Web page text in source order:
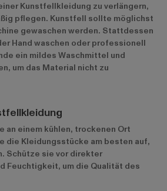
Kunstfellkleidung zu verlängern,
pflegen. Kunstfell sollte möglichst
gewaschen werden. Stattdessen
Hand waschen oder professionell
ein mildes Waschmittel und
um das Material nicht zu
einem kühlen, trockenen Ort
die Kleidungsstücke am besten auf,
Schütze sie vor direkter
Feuchtigkeit, um die Qualität des